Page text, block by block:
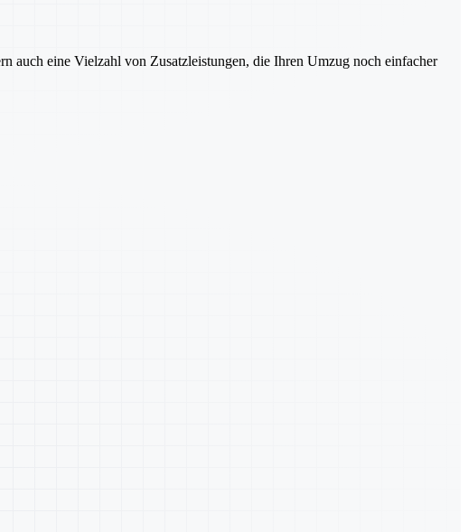
auch eine Vielzahl von Zusatzleistungen, die Ihren Umzug noch einfacher